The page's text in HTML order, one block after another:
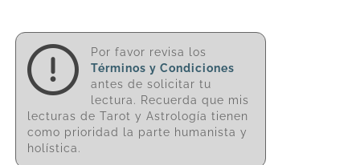
Por favor revisa los
Términos y Condiciones
antes de solicitar tu
lectura. Recuerda que mis
lecturas de Tarot y Astrología tienen
como prioridad la parte humanista y
holística.